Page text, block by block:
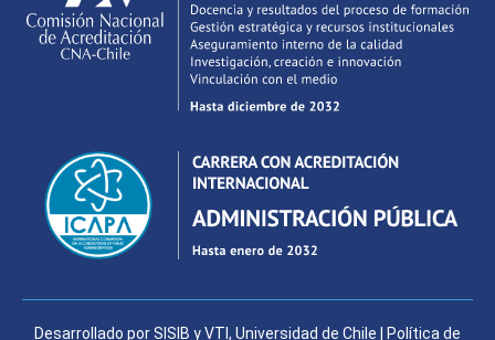
Desarrollado porSISIB yVTI , Universidad de Chile Política de